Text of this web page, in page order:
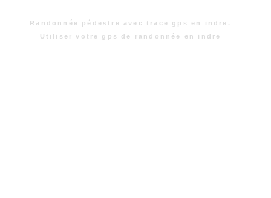
Randonnée pédestre avec trace gps en indre.
Utiliser votre gps de randonnée en indre